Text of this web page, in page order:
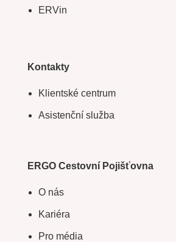
ERVin
Kontakty
Klientské centrum
Asistenční služba
ERGO Cestovní Pojišťovna
O nás
Kariéra
Pro média